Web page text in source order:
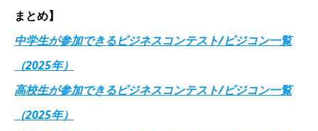
まとめ】
中学生が参加できるビジネスコンテスト/ビジコン一覧
（2025年）
高校生が参加できるビジネスコンテスト/ビジコン一覧
（2025年）